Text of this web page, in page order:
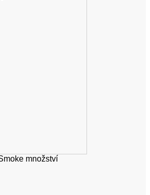
množství